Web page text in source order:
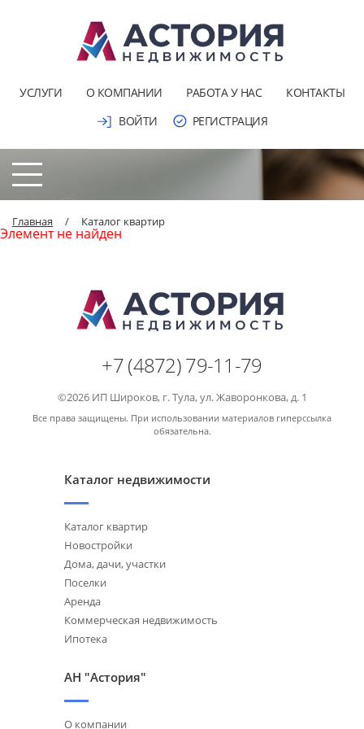
УСЛУГИ О КОМПАНИИ РАБОТА У НАС
КОНТАКТЫ
ВОЙТИ
РЕГИСТРАЦИЯ
Главная / Каталог квартир
Элемент не найден
+7 (4872) 79-11-79
©2026 ИП Широков, г. Тула, ул. Жаворонкова, д. 1
Все права защищены. При использовании материалов гиперссылка
обязательна.
Каталог недвижимости
Каталог квартир
Новостройки
Дома, дачи, участки
Поселки
Аренда
Коммерческая недвижимость
Ипотека
АН "Астория"
О компании